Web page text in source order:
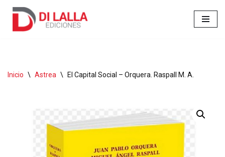
Inicio \ Astrea \ El Capital Social – Orquera. Raspall M. A.